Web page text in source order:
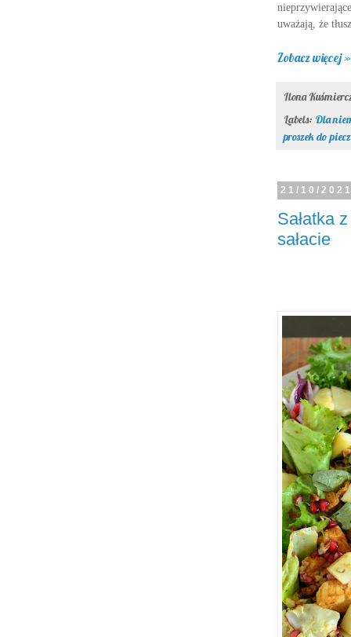
uważają, że
Zobacz więcej »
Ilona
Labels: Dla
proszek do
21/10/
Sałatka
sałacie